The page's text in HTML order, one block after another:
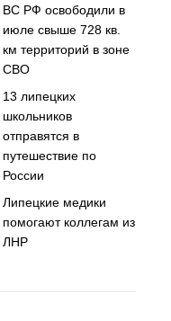
ВС РФ освободили в
июле свыше 728 кв.
км территорий в зоне
СВО
13 липецких
школьников
отправятся в
путешествие по
России
Липецкие медики
помогают коллегам из
ЛНР